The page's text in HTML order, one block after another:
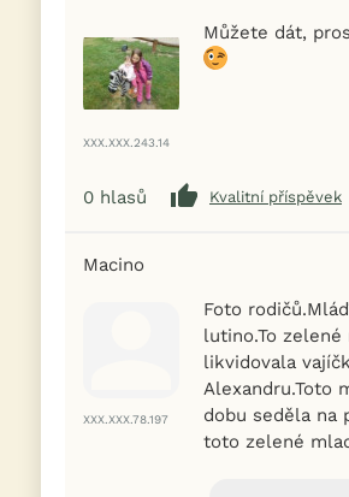
XXX.XXX.243.14
Můžete dát,
0 hlasů Kvalitní příspěvek
Macino
XXX.XXX.78.197
Foto
lutino.To
likvidovala
Alexandru.Toto
dobu seděla na
toto zelené